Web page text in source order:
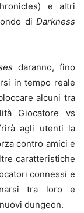
e altri
di Darkness
daranno, fino
in tempo reale
alcuni tra
Giocatore vs
agli utenti la
contro amici e
caratteristiche
connessi e
tra loro e
dungeon.